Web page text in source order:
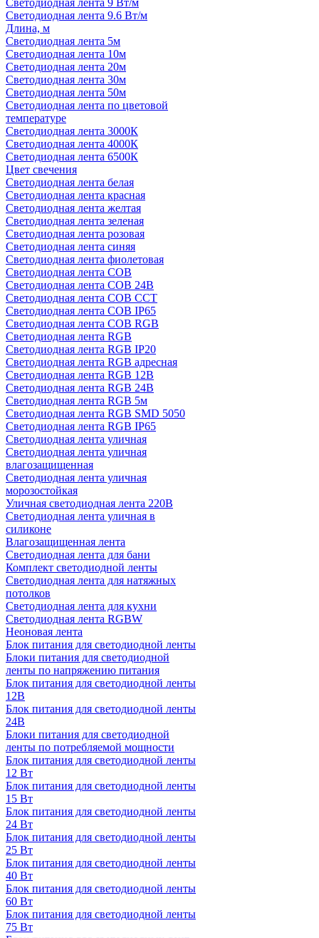
Светодиодная лента 9 Вт/м
Светодиодная лента 9.6 Вт/м
Длина, м
Светодиодная лента 5м
Светодиодная лента 10м
Светодиодная лента 20м
Светодиодная лента 30м
Светодиодная лента 50м
Светодиодная лента по цветовой
температуре
Светодиодная лента 3000К
Светодиодная лента 4000К
Светодиодная лента 6500К
Цвет свечения
Светодиодная лента белая
Светодиодная лента красная
Светодиодная лента желтая
Светодиодная лента зеленая
Светодиодная лента розовая
Светодиодная лента синяя
Светодиодная лента фиолетовая
Светодиодная лента COB
Светодиодная лента COB 24В
Светодиодная лента COB CCT
Светодиодная лента COB IP65
Светодиодная лента COB RGB
Светодиодная лента RGB
Светодиодная лента RGB IP20
Светодиодная лента RGB адресная
Светодиодная лента RGB 12В
Светодиодная лента RGB 24В
Светодиодная лента RGB 5м
Светодиодная лента RGB SMD 5050
Светодиодная лента RGB IP65
Светодиодная лента уличная
Светодиодная лента уличная
влагозащищенная
Светодиодная лента уличная
морозостойкая
Уличная светодиодная лента 220В
Светодиодная лента уличная в
силиконе
Влагозащищенная лента
Светодиодная лента для бани
Комплект светодиодной ленты
Светодиодная лента для натяжных
потолков
Светодиодная лента для кухни
Светодиодная лента RGBW
Неоновая лента
Блок питания для светодиодной ленты
Блоки питания для светодиодной
ленты по напряжению питания
Блок питания для светодиодной ленты
12В
Блок питания для светодиодной ленты
24В
Блоки питания для светодиодной
ленты по потребляемой мощности
Блок питания для светодиодной ленты
12 Вт
Блок питания для светодиодной ленты
15 Вт
Блок питания для светодиодной ленты
24 Вт
Блок питания для светодиодной ленты
25 Вт
Блок питания для светодиодной ленты
40 Вт
Блок питания для светодиодной ленты
60 Вт
Блок питания для светодиодной ленты
75 Вт